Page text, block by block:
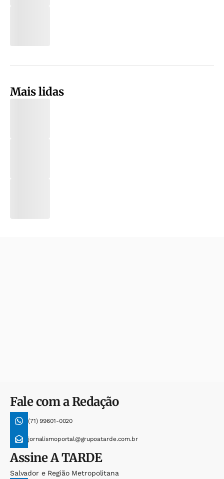
Mais lidas
Fale com a Redação
(71) 99601-0020
jornalismoportal@grupoatarde.com.br
AssineA TARDE
Salvador e Região Metropolitana